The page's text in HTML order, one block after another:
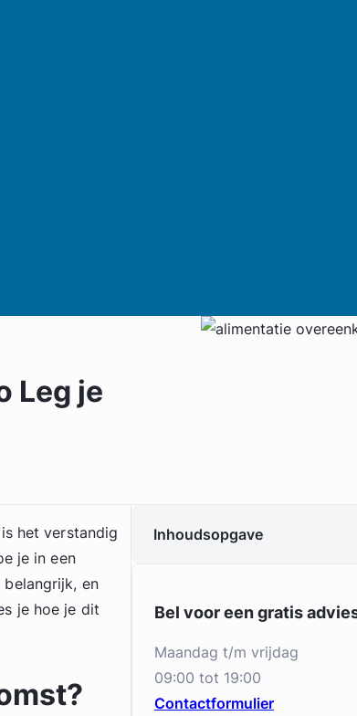
Leg je
het verstandig
je in een
en
je hoe je dit
Inhoudsopgave
Bel voor een gratis
maandag t/m vrijdag
09:00 tot 19:00
Contactformulier